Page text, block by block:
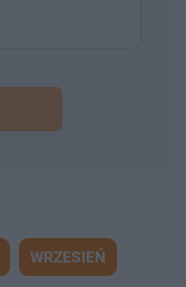
WRZESIEŃ